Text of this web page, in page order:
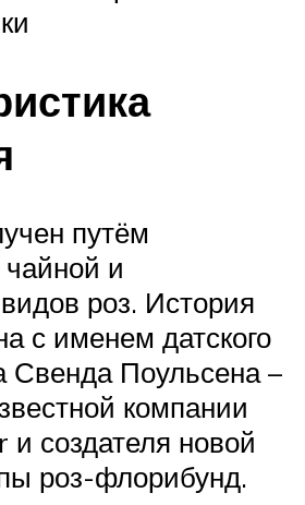
путём
и
роз. История
с именем датского
Свенда Поульсена –
компании
и создателя новой
роз-флорибунд.